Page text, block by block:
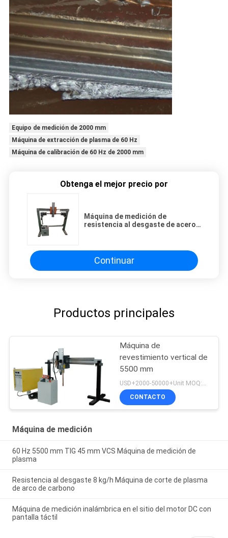
Equipo de medición de 2000 mm
Máquina de extracción de plasma de 60 Hz
Máquina de calibración de 60 Hz de 2000 mm
Obtenga el mejor precio por
Máquina de medición de
resistencia al desgaste de acero
Continuar
Productos principales
Máquina de
revestimiento vertical de
5500 mm
CONTACTO
Máquina de medición
60 Hz 5500 mm TIG 45 mm VCS Máquina de medición de
plasma
Resistencia al desgaste 8 kg/h Máquina de corte de plasma
de arco de carbono
Máquina de medición inalámbrica en el sitio del motor DC con
pantalla táctil